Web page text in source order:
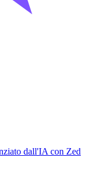
dall'IA con Zed